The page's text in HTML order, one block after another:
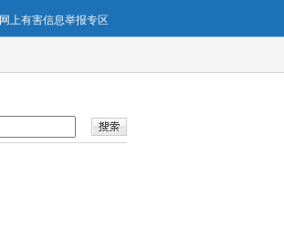
网上有害信息举报专区